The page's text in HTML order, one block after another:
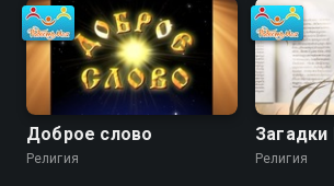
Доброе слово
Религия
Загадки
Религия